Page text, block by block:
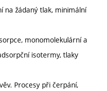
na žádaný tlak, minimální
monomolekulární a
isotermy, tlaky
Procesy při čerpání,